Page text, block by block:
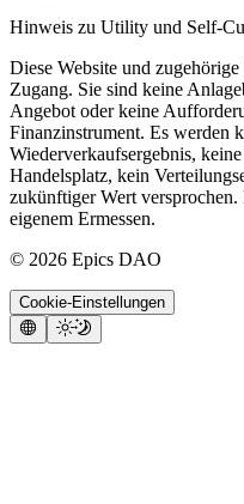
Hinweis zu Utility und Self-
Diese Website und
Zugang. Sie sind keine
Angebot oder keine
Finanzinstrument. Es werden
Wiederverkaufsergebnis,
Handelsplatz, kein
zukünftiger Wert
eigenem Ermessen.
© 2026 Epics DAO
Cookie-Einstellungen